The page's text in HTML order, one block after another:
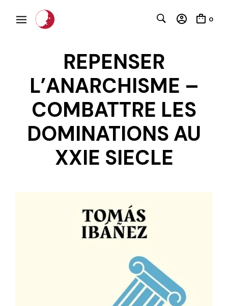
0
REPENSER
L’ANARCHISME –
COMBATTRE LES
DOMINATIONS AU
XXIE SIECLE